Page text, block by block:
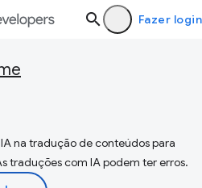
Fazer login
na tradução de conteúdos para
traduções com IA podem ter erros.